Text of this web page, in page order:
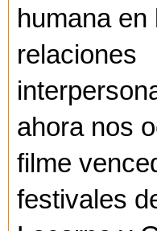
humana en
relaciones
ahora nos
filme
festivales